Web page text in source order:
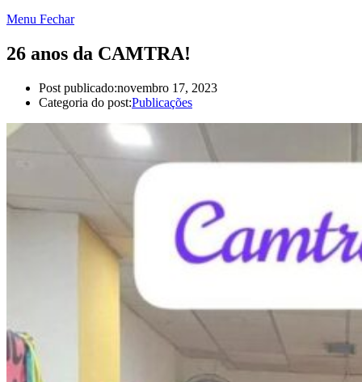
Menu Fechar
26 anos da CAMTRA!
Post publicado:novembro 17, 2023
Categoria do post:Publicações